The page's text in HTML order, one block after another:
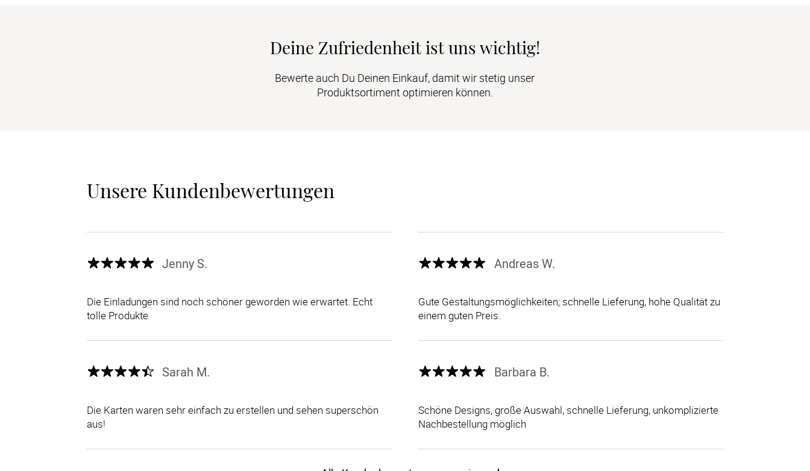
Deine Zufriedenheit ist uns wichtig!
Bewerte auch Du Deinen Einkauf, damit wir stetig unser
Produktsortiment optimieren können.
Unsere Kundenbewertungen
Jenny S.
Die Einladungen sind noch schöner geworden wie erwartet. Echt
tolle Produkte
Andreas W.
Gute Gestaltungsmöglichkeiten; schnelle Lieferung, hohe Qualität zu
einem guten Preis.
Sarah M.
Die Karten waren sehr einfach zu erstellen und sehen superschön
aus!
Barbara B.
Schöne Designs, große Auswahl, schnelle Lieferung, unkomplizierte
Nachbestellung möglich